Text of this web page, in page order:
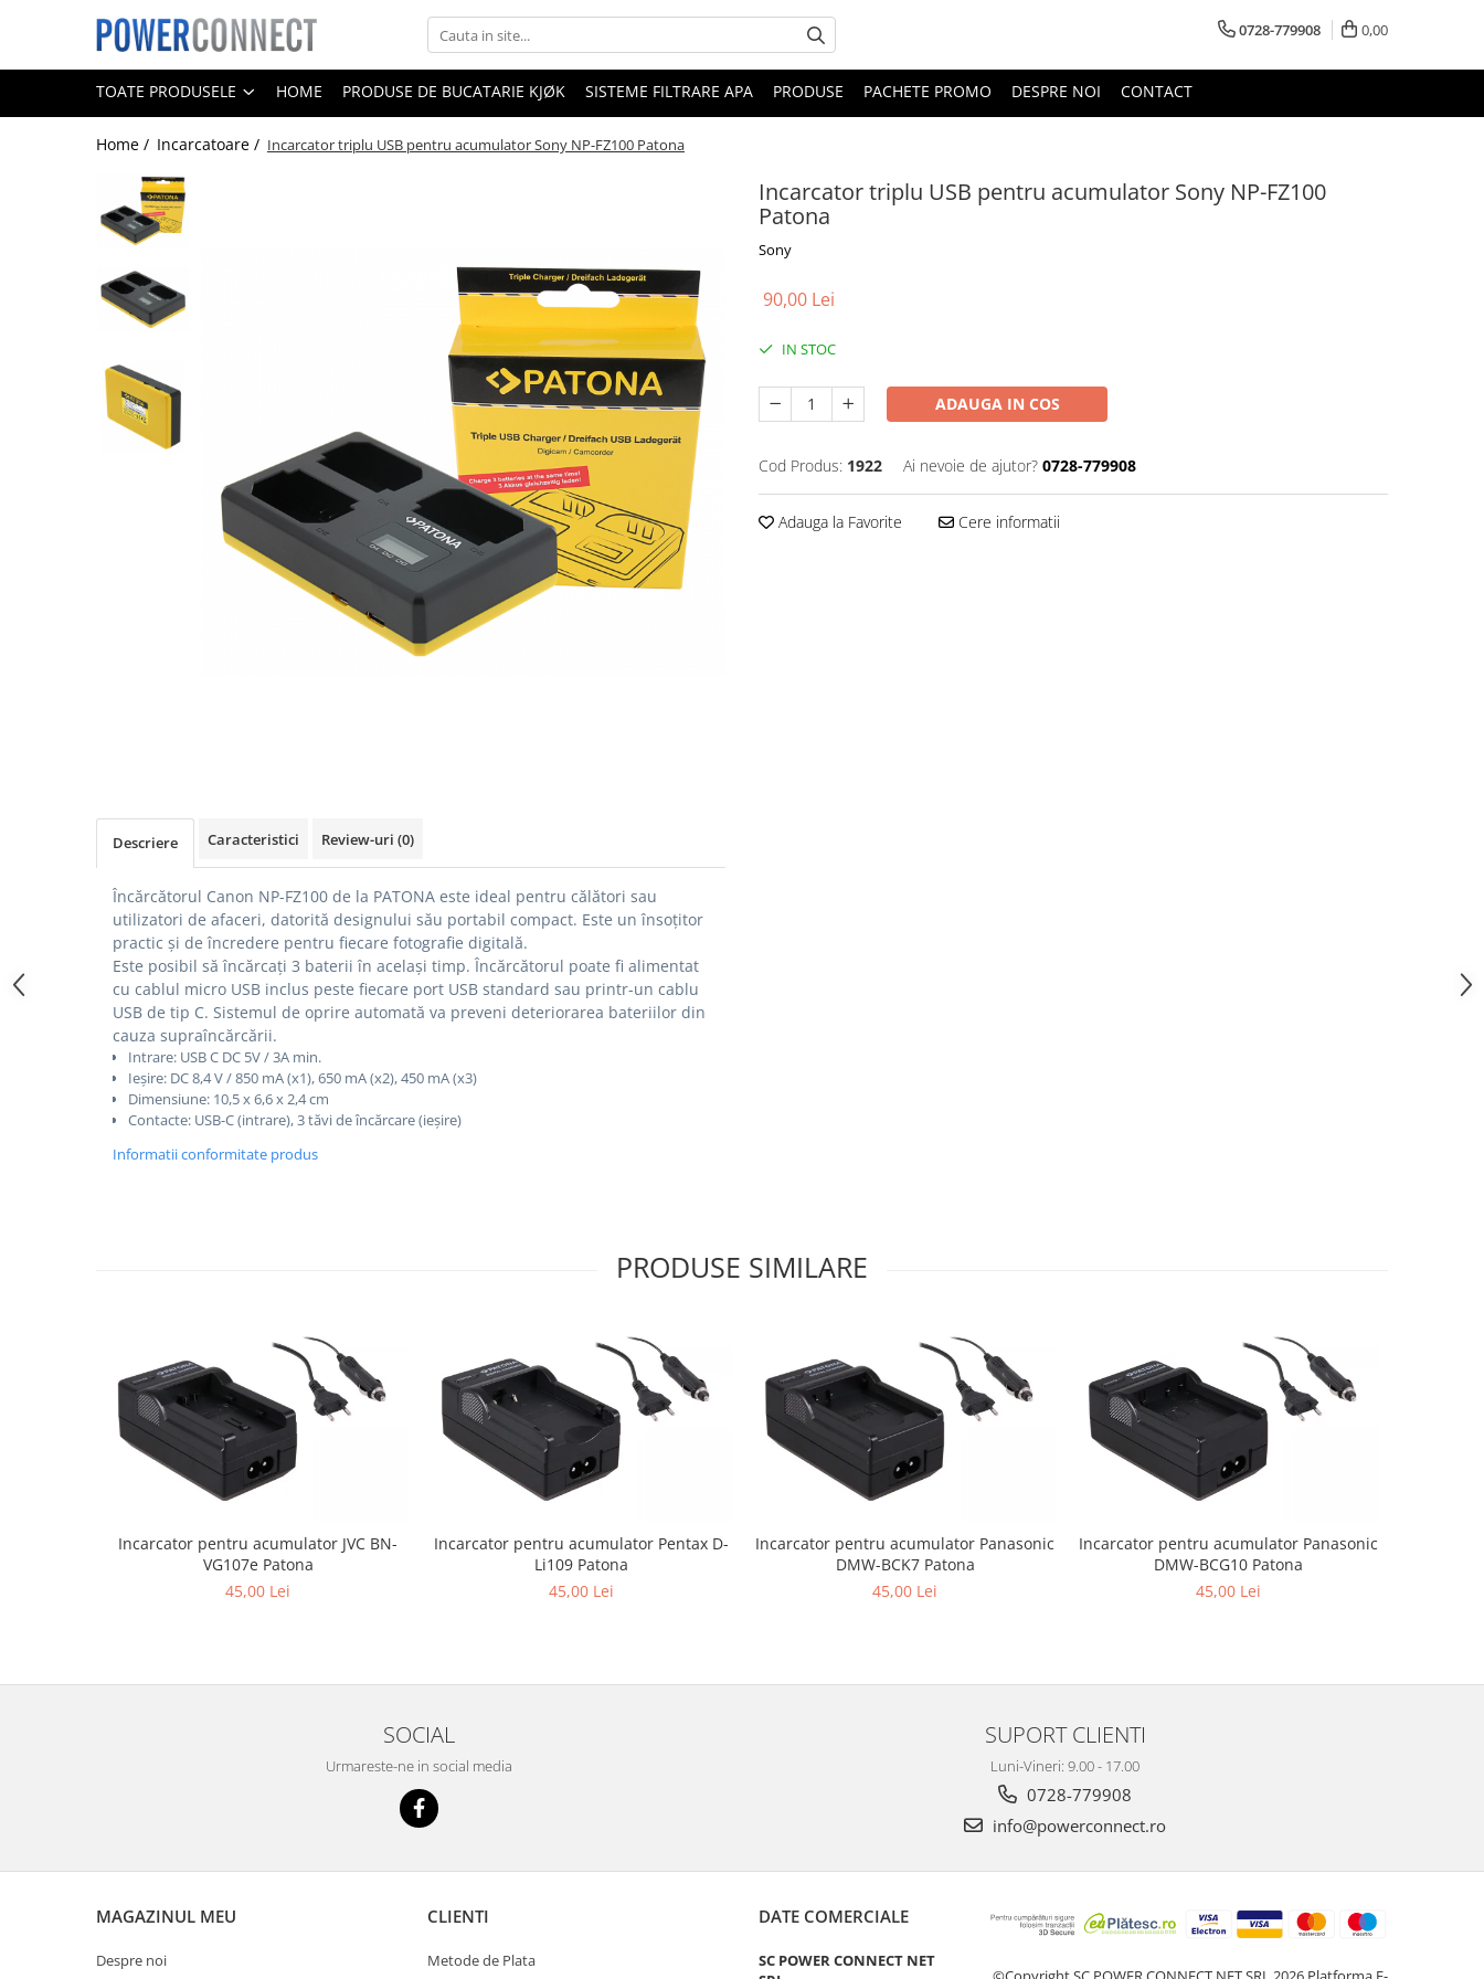
Toate Produsele
Sisteme filtrare apa
Sisteme filtrare apa
Acumulatori
Camere video
Telefoane mobile
Scule electrice
Telefoane mobile
Produse de bucatarie kjøk
Accesorii kjøk
Pachete Promo
Incarcatoare & acumulatori
Telefoane mobile
Custi aparate foto-video
Incarcatoare auto
Telefoane mobile
0728-779908 0,00
TOATE PRODUSELE HOME PRODUSE DE BUCATARIE KJØK SISTEME FILTRARE APA PRODUSE PACHETE PROMO DESPRE NOI CONTACT
Home / Incarcatoare / Incarcator triplu USB pentru acumulator Sony NP-FZ100 Patona
Incarcator triplu USB pentru acumulator Sony NP-FZ100
Patona
Sony
90,00 Lei
IN STOC
ADAUGA IN COS
Cod Produs: 1922 Ai nevoie de ajutor? 0728-779908
Adauga la Favorite Cere informatii
Descriere Caracteristici Review-uri (0)
Încărcătorul Canon NP-FZ100 de la PATONA este ideal pentru călători sau
utilizatori de afaceri, datorită designului său portabil compact. Este un însoțitor
practic și de încredere pentru fiecare fotografie digitală.
Este posibil să încărcați 3 baterii în același timp. Încărcătorul poate fi alimentat
cu cablul micro USB inclus peste fiecare port USB standard sau printr-un cablu
USB de tip C. Sistemul de oprire automată va preveni deteriorarea bateriilor din
cauza supraîncărcării.
Intrare: USB C DC 5V / 3A min.
Ieșire: DC 8,4 V / 850 mA (x1), 650 mA (x2), 450 mA (x3)
Dimensiune: 10,5 x 6,6 x 2,4 cm
Contacte: USB-C (intrare), 3 tăvi de încărcare (ieșire)
Informatii conformitate produs
PRODUSE SIMILARE
Incarcator pentru acumulator JVC BN-
VG107e Patona
45,00 Lei
Incarcator pentru acumulator Pentax D-
Li109 Patona
45,00 Lei
Incarcator pentru acumulator Panasonic
DMW-BCK7 Patona
45,00 Lei
Incarcator pentru acumulator Panasonic
DMW-BCG10 Patona
45,00 Lei
SOCIAL
Urmareste-ne in social media
SUPORT CLIENTI
Luni-Vineri: 9.00 - 17.00
0728-779908
info@powerconnect.ro
MAGAZINUL MEU
Despre noi
CLIENTI
Metode de Plata
DATE COMERCIALE
SC POWER CONNECT NET